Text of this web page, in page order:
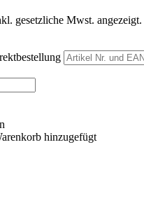
gesetzliche Mwst. angezeigt.
hinzugefügt